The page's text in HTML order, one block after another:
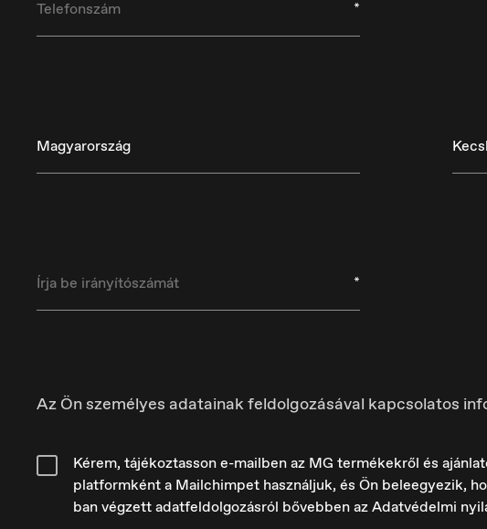
*
Magyarország
*
Az Ön személyes adatainak feldolgozásával kapcsolatos
Kérem, tájékoztasson e-mailben az MG termékekről és
platformként a Mailchimpet használjuk, és Ön beleegyezik,
ban végzett adatfeldolgozásról bővebben az Adatvédelmi